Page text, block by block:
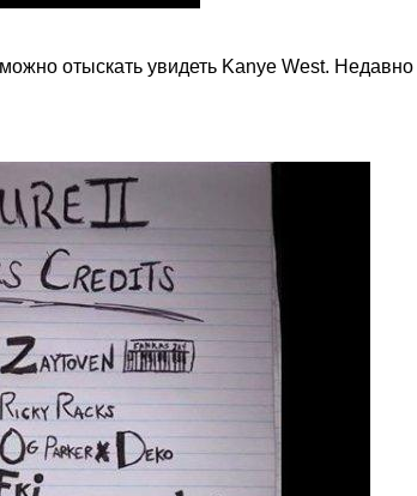
отыскать увидеть Kanye West. Недавно